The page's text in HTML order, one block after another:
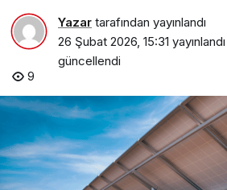
Yazar tarafından yayınlandı
26 Şubat 2026, 15:31 yayınlandı
güncellendi
9